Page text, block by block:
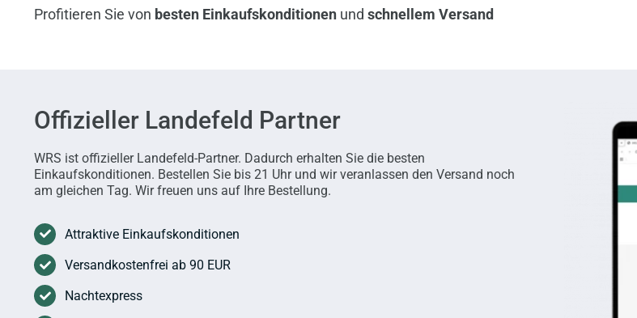
Profitieren Sie von besten Einkaufskonditionenund schnellem Versand
Offizieller Landefeld Partner
WRS ist offizieller Landefeld-Partner. Dadurch erhalten Sie die besten
Einkaufskonditionen. Bestellen Sie bis 21 Uhr und wir veranlassen den Versand noch
am gleichen Tag. Wir freuen uns auf Ihre Bestellung.
Attraktive Einkaufskonditionen
Versandkostenfrei ab 90 EUR
Nachtexpress